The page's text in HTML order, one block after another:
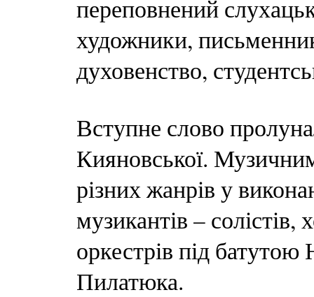
переповнений
художники,
духовенство,
Вступне слово
Кияновської.
різних жанрів у
музикантів –
оркестрів під батутою
Пилатюка.